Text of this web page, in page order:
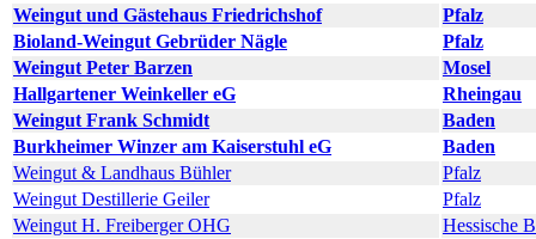
Weingut und Gästehaus Friedrichshof
Pfalz
Bioland-Weingut Gebrüder Nägle
Pfalz
Weingut Peter Barzen
Mosel
Hallgartener Weinkeller eG
Rheingau
Weingut Frank Schmidt
Baden
Burkheimer Winzer am Kaiserstuhl eG
Baden
Weingut & Landhaus Bühler
Pfalz
Weingut Destillerie Geiler
Pfalz
Weingut H. Freiberger OHG
Hessische